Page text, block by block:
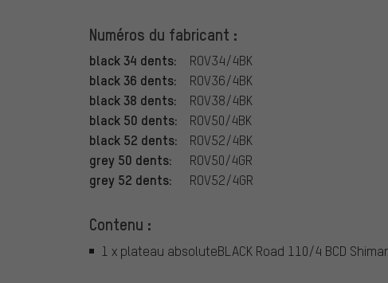
Numéros du fabricant :
black 34 dents: ROV34/4BK
black 36 dents: ROV36/4BK
black 38 dents: ROV38/4BK
black 50 dents: ROV50/4BK
black 52 dents: ROV52/4BK
grey 50 dents: ROV50/4GR
grey 52 dents: ROV52/4GR
Contenu :
1 x plateau absoluteBLACK Road 110/4 BCD